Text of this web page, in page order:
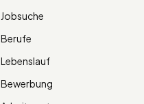
Jobsuche
Berufe
Lebenslauf
Bewerbung